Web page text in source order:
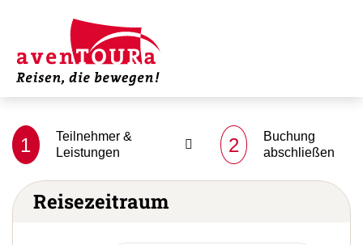
1
Teilnehmer &
Leistungen
2
Buchung
abschließen
Reisezeitraum